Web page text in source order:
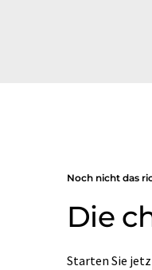
Noch nicht das
Die
Starten Sie